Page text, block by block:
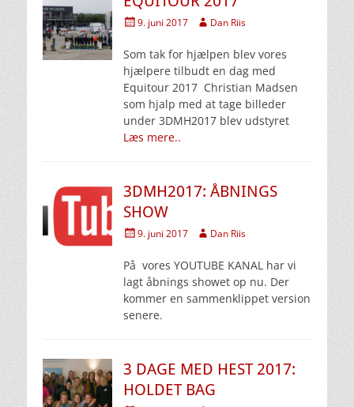
Udgivet
9. juni 2017 Forfatter
Dan Riis
Som tak for hjælpen blev vores
hjælpere tilbudt en dag med
Equitour 2017 Christian Madsen
som hjalp med at tage billeder
under 3DMH2017 blev udstyret
Læs mere..
3DMH2017: ÅBNINGS
SHOW
Udgivet
9. juni 2017 Forfatter
Dan Riis
På vores YOUTUBE KANAL har vi
lagt åbnings showet op nu. Der
kommer en sammenklippet version
senere.
3 DAGE MED HEST 2017:
HOLDET BAG